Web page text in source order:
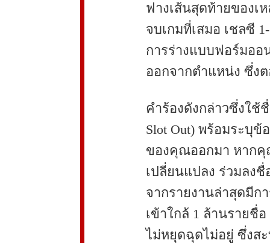
ฟางเส้นสุดท้ายของเ
จบเกมที่เสมอ เชลซี
การร่างแบบฟอร์มออ
ออกจากตำแหน่ง ซึ่ง
คำร้องดังกล่าวซึ่งใช้
Slot Out) พร้อมระบุข้
ของคุณออกมา หากคุ
เปลี่ยนแปลง ร่วมลง
จากรายงานล่าสุดมีก
เข้าใกล้ 1 ล้านรายชื่
ไม่หยุดฉุดไม่อยู่ ซึ่งส